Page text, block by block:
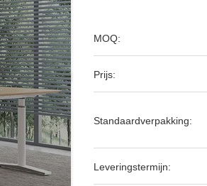
MOQ:
Prijs:
Standaardverpakking:
Leveringstermijn: